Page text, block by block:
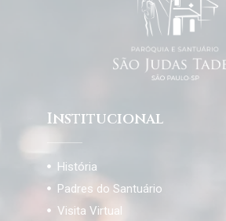
Institucional
História
Padres do Santuário
Visita Virtual